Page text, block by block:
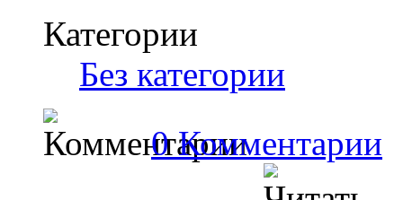
Категории
Без категории
0 Комментарии